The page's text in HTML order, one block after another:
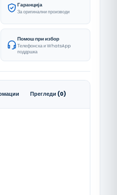
Гаранција
За оригинални производи
Помош при избор
Телефонска и WhatsApp
поддршка
Прегледи (0)